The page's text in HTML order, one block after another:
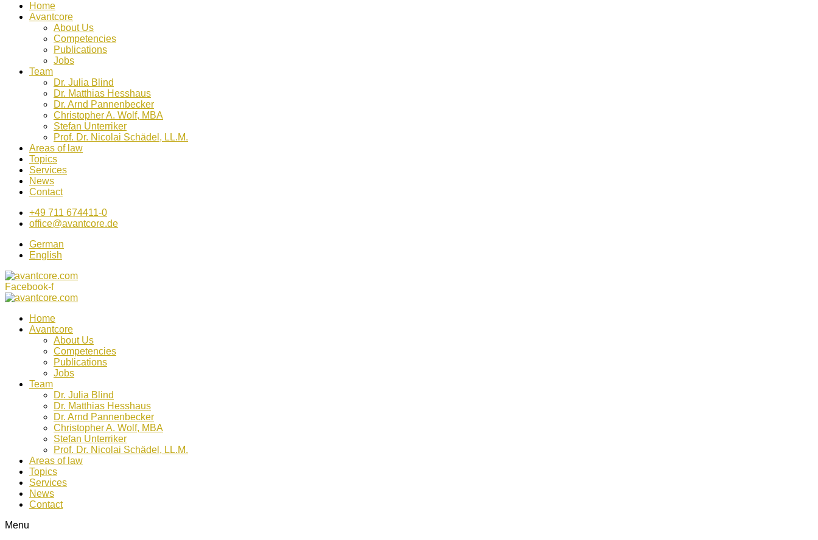
Home
Avantcore
About Us
Competencies
Publications
Jobs
Team
Dr. Julia Blind
Dr. Matthias Hesshaus
Dr. Arnd Pannenbecker
Christopher A. Wolf, MBA
Stefan Unterriker
Prof. Dr. Nicolai Schädel, LL.M.
Areas of law
Topics
Services
News
Contact
+49 711 674411-0
office@avantcore.de
German
English
Facebook-f
Home
Avantcore
About Us
Competencies
Publications
Jobs
Team
Dr. Julia Blind
Dr. Matthias Hesshaus
Dr. Arnd Pannenbecker
Christopher A. Wolf, MBA
Stefan Unterriker
Prof. Dr. Nicolai Schädel, LL.M.
Areas of law
Topics
Services
News
Contact
Menu